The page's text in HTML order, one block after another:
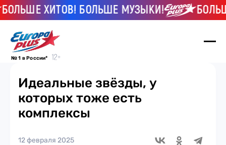
ХИТОВ! БОЛЬШЕ МУЗЫКИ! БОЛЬШЕ
№ 1 в России*
Идеальные звёзды, у
которых тоже есть
комплексы
12 февраля 2025